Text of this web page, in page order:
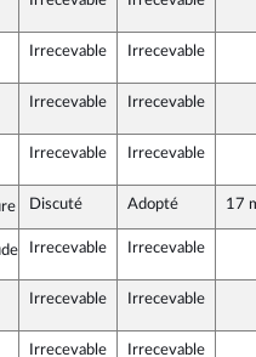
n°4486
n°4486
Irrecevable Irrecevable
n°4486
Irrecevable Irrecevable
n°4486
Irrecevable Irrecevable
et Indépendants)
Babault
Discuté Adopté 17
n°4610
Irrecevable Irrecevable
n°4610
Irrecevable Irrecevable
Irrecevable Irrecevable